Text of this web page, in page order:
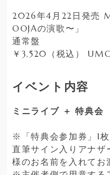
2026年4月22日発売
OOJAの演歌〜」
通常盤
￥3,520（税込）
イベント内容
ミニライブ ＋ 特典会
※「特典会参加券」1
直筆サイン⼊りアナザ
様のお名前を⼊れてお